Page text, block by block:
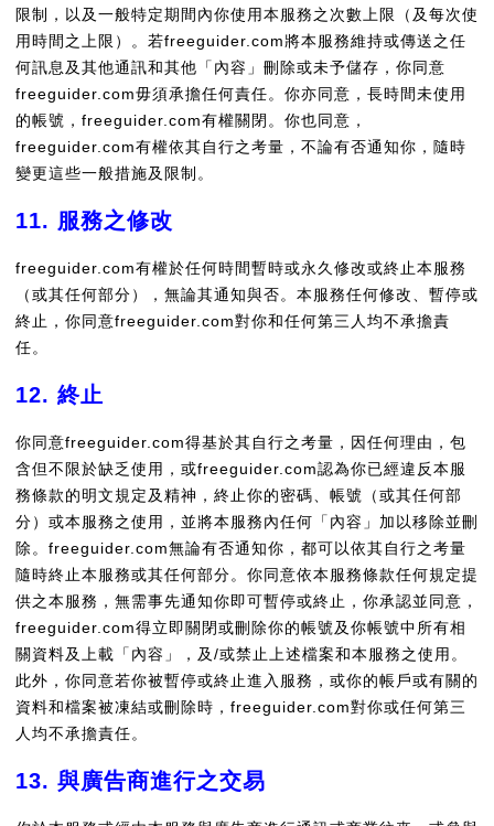
限制，以及一般特定期間內你使用本服務之次數上限（及每次使
用時間之上限）。若freeguider.com將本服務維持或傳送之任
何訊息及其他通訊和其他「內容」刪除或未予儲存，你同意
freeguider.com毋須承擔任何責任。你亦同意，長時間未使用
的帳號，freeguider.com有權關閉。你也同意，
freeguider.com有權依其自行之考量，不論有否通知你，隨時
變更這些一般措施及限制。
11. 服務之修改
freeguider.com有權於任何時間暫時或永久修改或終止本服務
（或其任何部分），無論其通知與否。本服務任何修改、暫停或
終止，你同意freeguider.com對你和任何第三人均不承擔責
任。
12. 終止
你同意freeguider.com得基於其自行之考量，因任何理由，包
含但不限於缺乏使用，或freeguider.com認為你已經違反本服
務條款的明文規定及精神，終止你的密碼、帳號（或其任何部
分）或本服務之使用，並將本服務內任何「內容」加以移除並刪
除。freeguider.com無論有否通知你，都可以依其自行之考量
隨時終止本服務或其任何部分。你同意依本服務條款任何規定提
供之本服務，無需事先通知你即可暫停或終止，你承認並同意，
freeguider.com得立即關閉或刪除你的帳號及你帳號中所有相
關資料及上載「內容」，及/或禁止上述檔案和本服務之使用。
此外，你同意若你被暫停或終止進入服務，或你的帳戶或有關的
資料和檔案被凍結或刪除時，freeguider.com對你或任何第三
人均不承擔責任。
13. 與廣告商進行之交易